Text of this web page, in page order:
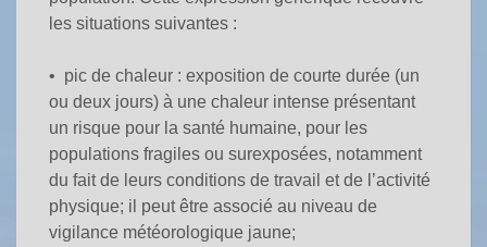
les situations suivantes :
• pic de chaleur : exposition de courte durée (un
ou deux jours) à une chaleur intense présentant
un risque pour la santé humaine, pour les
populations fragiles ou surexposées, notamment
du fait de leurs conditions de travail et de l’activité
physique; il peut être associé au niveau de
vigilance météorologique jaune;